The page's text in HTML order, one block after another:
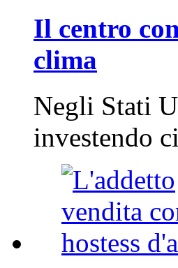
Il centro
clima
Negli Stati
investendo